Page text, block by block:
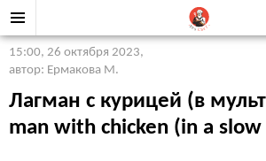
15:00, 26 октября 2023,
автор: Ермакова М.
Лагман с курицей (в
man with chicken (in a slow